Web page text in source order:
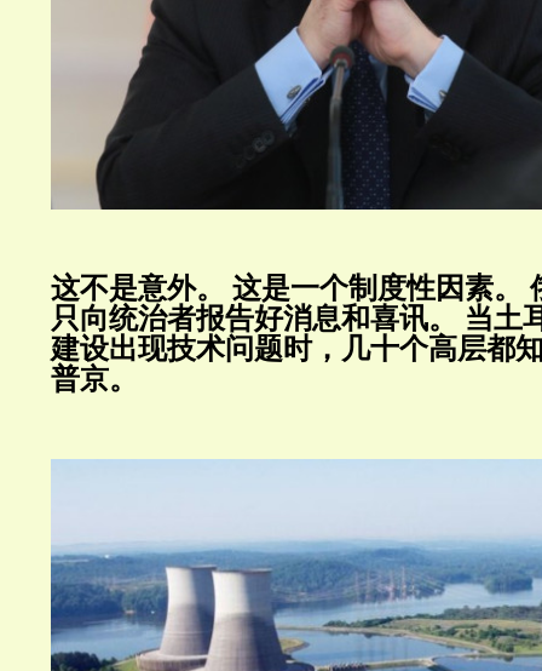
这不是意外。 这是一个制度性因素。
只向统治者报告好消息和喜讯。
当土
建设出现技术问题时，几十个高层都
普京。